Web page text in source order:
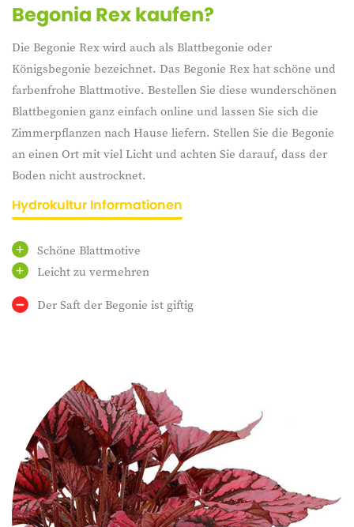
Begonia Rex kaufen?
Die Begonie Rex wird auch als Blattbegonie oder
Königsbegonie bezeichnet. Das Begonie Rex hat schöne und
farbenfrohe Blattmotive. Bestellen Sie diese wunderschönen
Blattbegonien ganz einfach online und lassen Sie sich die
Zimmerpflanzen nach Hause liefern. Stellen Sie die Begonie
an einen Ort mit viel Licht und achten Sie darauf, dass der
Boden nicht austrocknet.
Hydrokultur Informationen
Schöne Blattmotive
Leicht zu vermehren
Der Saft der Begonie ist giftig